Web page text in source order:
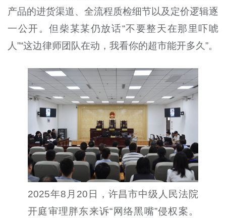
产品的进货渠道、全流程质检细节以及定价逻辑逐
一公开。但柴某某仍放话“不要整天在那里吓唬
人”“这边律师团队在动，我看你的超市能开多久”。
2025年8月20日，许昌市中级人民法院
开庭审理胖东来诉“网络黑嘴”侵权案。